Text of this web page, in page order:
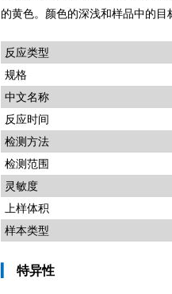
的黄色。颜色的深浅和样品中的
反应类型
规格
中文名称
反应时间
检测方法
检测范围
灵敏度
上样体积
样本类型
特异性